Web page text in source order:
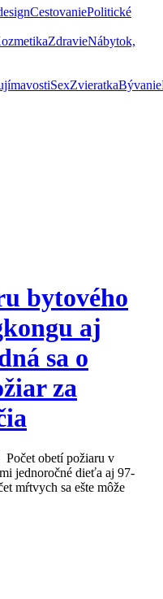
CestovaniePolitické
ZdravieNábytok,
SexZvieratkaBývanie
bytového
aj
sa o
za
Počet obetí požiaru v
jednoročné dieťa aj 97-
mŕtvych sa ešte môže